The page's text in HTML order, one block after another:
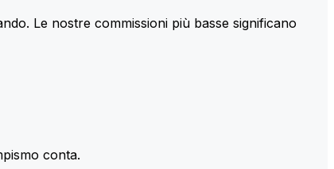
Le nostre commissioni più basse significano
conta.